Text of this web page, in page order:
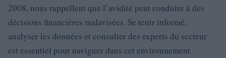
2008, nous rappellent que l’avidité peut conduire à des
décisions financières malavisées. Se tenir informé,
analyser les données et consulter des experts du secteur
est essentiel pour naviguer dans cet environnement